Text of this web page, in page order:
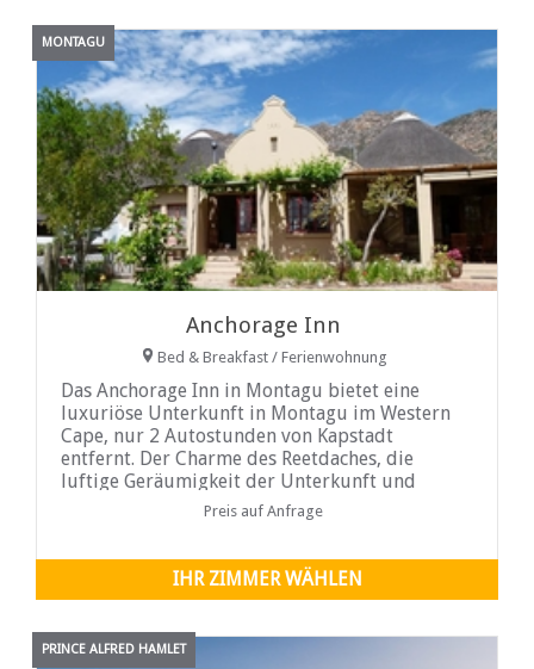
beobachten.
MONTAGU
Anchorage Inn
Bed & Breakfast / Ferienwohnung
Das Anchorage Inn in Montagu bietet eine
luxuriöse Unterkunft in Montagu im Western
Cape, nur 2 Autostunden von Kapstadt
entfernt. Der Charme des Reetdaches, die
luftige Geräumigkeit der Unterkunft und
unsere herrliche Umgebung sorgen für einen
unvergesslichen Aufenthalt im Anchorage Inn,
und die interessante Umgebung genießen.
Preis auf Anfrage
IHR ZIMMER WÄHLEN
PRINCE ALFRED HAMLET